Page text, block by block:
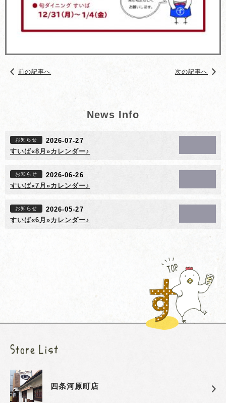
前の記事へ 次の記事へ
News Info
お知らせ
2026-07-27
すいば«8月»カレンダー♪
お知らせ
2026-06-26
すいば«7月»カレンダー♪
お知らせ
2026-05-27
すいば«6月»カレンダー♪
四条河原町店